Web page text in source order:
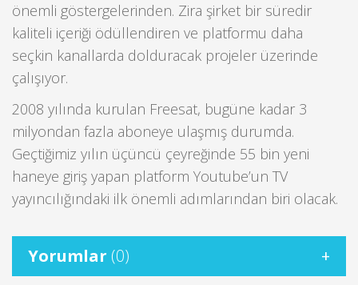
önemli göstergelerinden. Zira şirket bir süredir
kaliteli içeriği ödüllendiren ve platformu daha
seçkin kanallarda dolduracak projeler üzerinde
çalışıyor.
2008 yılında kurulan Freesat, bugüne kadar 3
milyondan fazla aboneye ulaşmış durumda.
Geçtiğimiz yılın üçüncü çeyreğinde 55 bin yeni
haneye giriş yapan platform Youtube’un TV
yayıncılığındaki ilk önemli adımlarından biri olacak.
Yorumlar (0)